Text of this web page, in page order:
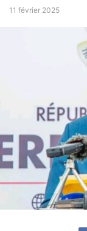
11 février 2025